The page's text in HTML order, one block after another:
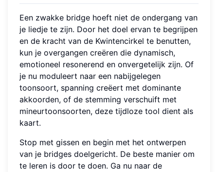
Een zwakke bridge hoeft niet de ondergang van
je liedje te zijn. Door het doel ervan te begrijpen
en de kracht van de Kwintencirkel te benutten,
kun je overgangen creëren die dynamisch,
emotioneel resonerend en onvergetelijk zijn. Of
je nu moduleert naar een nabijgelegen
toonsoort, spanning creëert met dominante
akkoorden, of de stemming verschuift met
mineurtoonsoorten, deze tijdloze tool dient als
kaart.
Stop met gissen en begin met het ontwerpen
van je bridges doelgericht. De beste manier om
te leren is door te doen. Ga nu naar de